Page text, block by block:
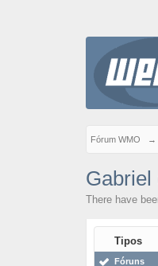
Fórum WMO →
Gabriel
There have
Tipos
Fóruns